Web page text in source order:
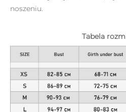
noszeniu.
Tabela